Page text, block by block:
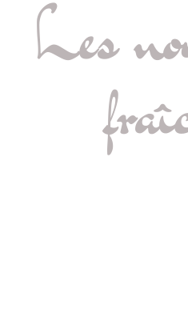
Les